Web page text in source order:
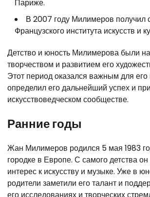
Париже.
В 2007 году Милимеров получил
Французского института искусств и
Детство и юность Милимерова были
творчеством и развитием его
Этот период оказался важным для
определил его дальнейший успех и
искусствоведческом сообществе.
Ранние годы
Жан Милимеров родился 5 мая 1983
городке в Европе. С самого детства
интерес к искусству и музыке. Уже в
родители заметили его талант и
его исследованиях и творческих